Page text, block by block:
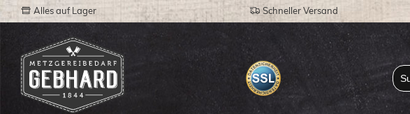
Alles auf Lager Schneller Versand